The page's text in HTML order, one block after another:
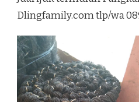
Dlingfamily.com tlp/wa